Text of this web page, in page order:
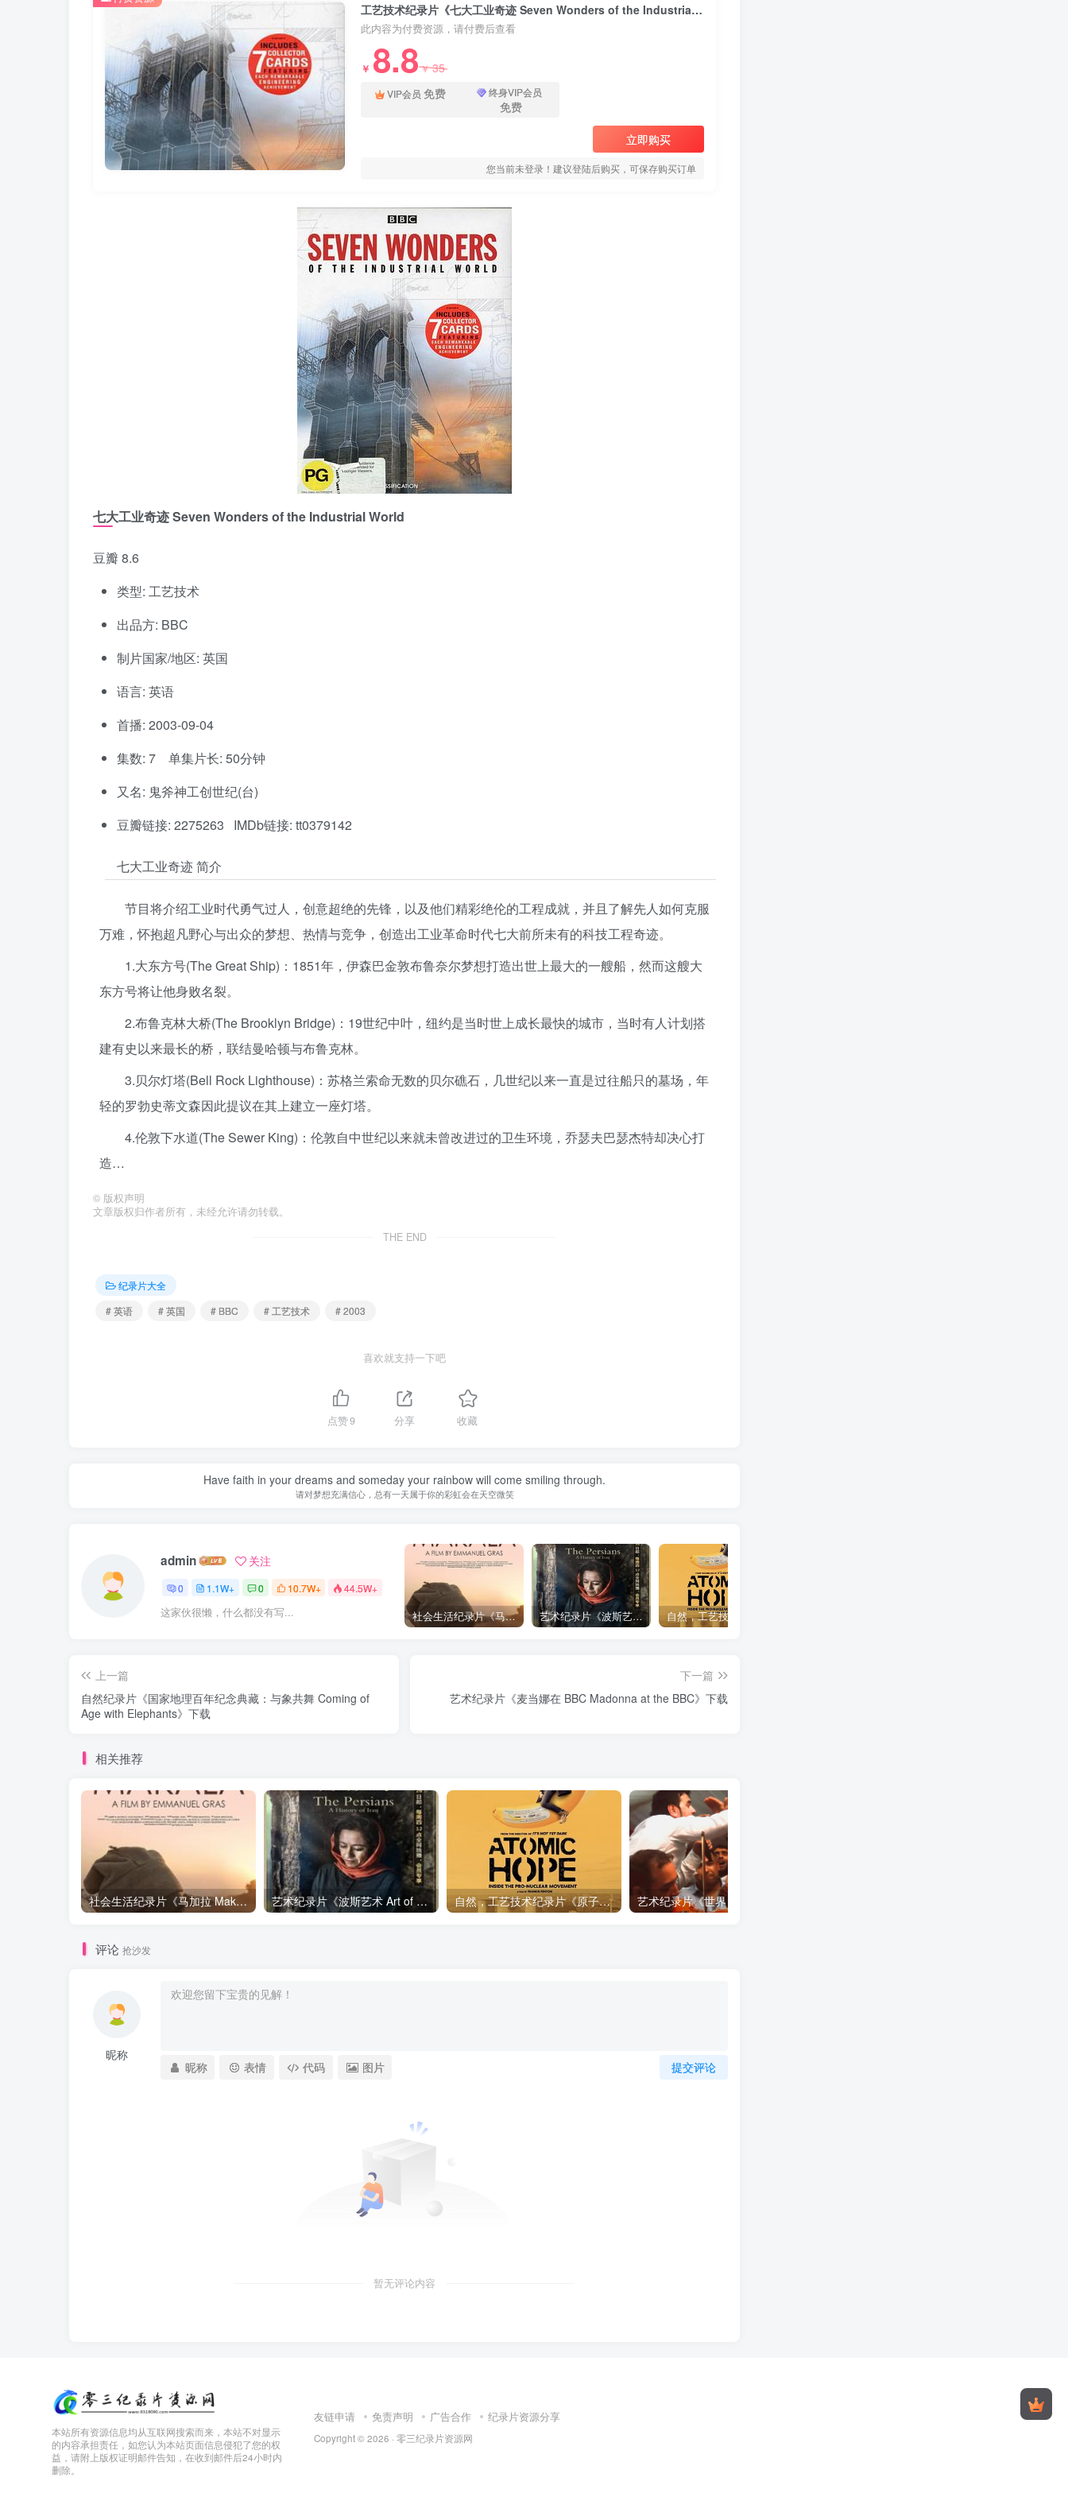
工艺技术纪录片《七大工业奇迹 Seven Wonders of the Industrial World》下载
此内容为付费资源，请付费后查看
￥ 8.8￥35
VIP会员 免费 终身VIP会员
免费
立即购买
您当前未登录！建议登陆后购买，可保存购买订单
七大工业奇迹 Seven Wonders of the Industrial World
豆瓣 8.6
类型: 工艺技术
出品方: BBC
制片国家/地区: 英国
语言: 英语
首播: 2003-09-04
集数: 7 单集片长: 50分钟
又名: 鬼斧神工创世纪(台)
豆瓣链接: 2275263 IMDb链接: tt0379142
七大工业奇迹 简介
节目将介绍工业时代勇气过人，创意超绝的先锋，以及他们精彩绝伦的工程成就，并且了解先人如何克服
万难，怀抱超凡野心与出众的梦想、热情与竞争，创造出工业革命时代七大前所未有的科技工程奇迹。
1.大东方号(The Great Ship)：1851年，伊森巴金敦布鲁奈尔梦想打造出世上最大的一艘船，然而这艘大
东方号将让他身败名裂。
2.布鲁克林大桥(The Brooklyn Bridge)：19世纪中叶，纽约是当时世上成长最快的城市，当时有人计划搭
建有史以来最长的桥，联结曼哈顿与布鲁克林。
3.贝尔灯塔(Bell Rock Lighthouse)：苏格兰索命无数的贝尔礁石，几世纪以来一直是过往船只的墓场，年
轻的罗勃史蒂文森因此提议在其上建立一座灯塔。
4.伦敦下水道(The Sewer King)：伦敦自中世纪以来就未曾改进过的卫生环境，乔瑟夫巴瑟杰特却决心打
造…
© 版权声明
文章版权归作者所有，未经允许请勿转载。
THE END
纪录片大全
# 英语
# 英国 # BBC # 工艺技术 # 2003
喜欢就支持一下吧
点赞9 分享 收藏
Have faith in your dreams and someday your rainbow will come smiling through.
请对梦想充满信心，总有一天属于你的彩虹会在天空微笑
admin 关注
0 1.1W+ 0 10.7W+ 44.5W+
这家伙很懒，什么都没有写... 社会生活纪录片《马加拉 Makala》下载 艺术纪录片《波斯艺术 Art of Persia》下载
上一篇
自然纪录片《国家地理百年纪念典藏：与象共舞 Coming of
Age with Elephants》下载
下一篇
艺术纪录片《麦当娜在 BBC Madonna at the BBC》下载
相关推荐
社会生活纪录片《马加拉 Makala》下载 艺术纪录片《波斯艺术 Art of Persia》下载 自然，工艺技术纪录片《原子能的希望 Atomic Hope – Inside the Pro-Nuclear Movement》下载
评论 抢沙发
昵称
提交评论
昵称 表情 代码 图片
暂无评论内容
本站所有资源信息均从互联网搜索而来，本站不对显示
的内容承担责任，如您认为本站页面信息侵犯了您的权
益，请附上版权证明邮件告知，在收到邮件后24小时内
删除。
友链申请 免责声明 广告合作 纪录片资源分享
Copyright © 2026 · 零三纪录片资源网